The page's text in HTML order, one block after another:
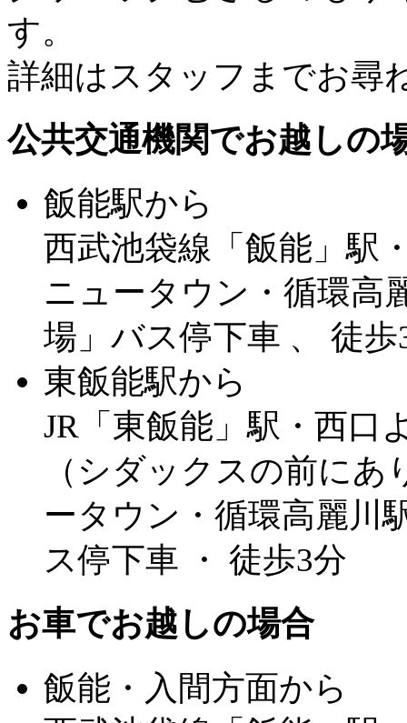
す。
詳細はスタッフまでお尋
公共交通機関でお越しの
飯能駅から
西武池袋線「飯能」駅
ニュータウン・循環高
場」バス停下車 、 徒歩
東飯能駅から
JR「東飯能」駅・西口
（シダックスの前に
ータウン・循環高麗川
ス停下車 ・ 徒歩3分
お車でお越しの場合
飯能・入間方面から